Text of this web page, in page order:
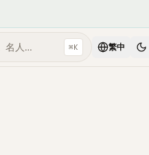
名人… ⌘K 繁中